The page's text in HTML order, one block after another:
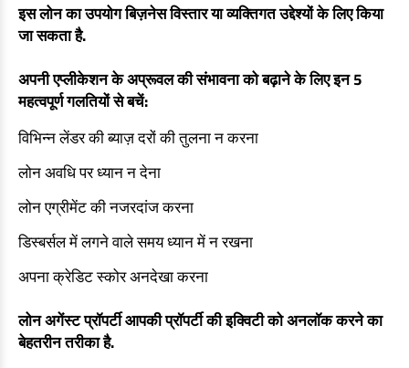
इस लोन का उपयोग बिज़नेस विस्तार या व्यक्तिगत उद्देश्यों के लिए किया
जा सकता है.
अपनी एप्लीकेशन के अप्रूवल की संभावना को बढ़ाने के लिए इन 5
महत्वपूर्ण गलतियों से बचें:
विभिन्न लेंडर की ब्याज़ दरों की तुलना न करना
लोन अवधि पर ध्यान न देना
लोन एग्रीमेंट की नजरदांज करना
डिस्बर्सल में लगने वाले समय ध्यान में न रखना
अपना क्रेडिट स्कोर अनदेखा करना
लोन अगेंस्ट प्रॉपर्टी आपकी प्रॉपर्टी की इक्विटी को अनलॉक करने का
बेहतरीन तरीका है.
टॉप अप लोन
गैर आवासीय लोन
री-फाइनेंस
होम लोन बैलेंस ट्रांसफर
NRI हाउसिंग लोन
यूनाइटेड किंगडम
अन्य देश
होम लोन EMI कैलकुलेटर
अफॉर्डेबिलिटी चेक करें
होम लोन बैलेंस ट्रांसफर कैलकुलेटर
सेव करें
सेविंग अकाउंट
सेलरी अकाउंट
करंट अकाउंट
फिक्स डिपॉज़िट
रिकरिंग डिपॉज़िट
सेफ डिपॉज़िट लॉकर
लोन
पर्सनल लोन